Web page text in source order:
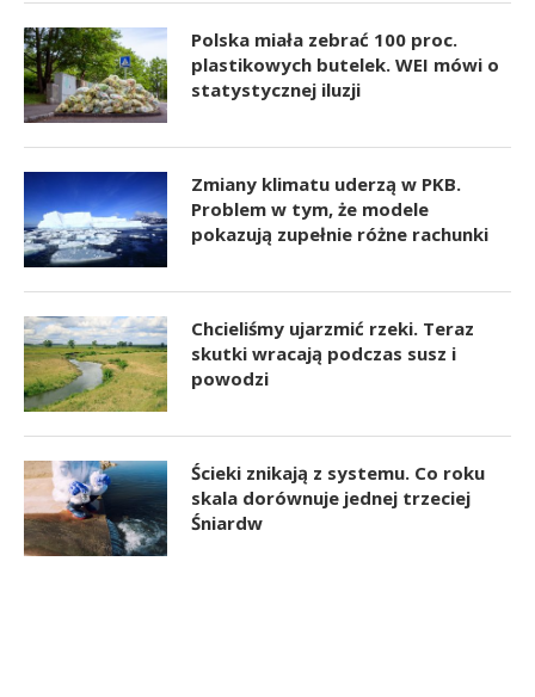
Polska miała zebrać 100 proc.
plastikowych butelek. WEI mówi o
statystycznej iluzji
Zmiany klimatu uderzą w PKB.
Problem w tym, że modele
pokazują zupełnie różne rachunki
Chcieliśmy ujarzmić rzeki. Teraz
skutki wracają podczas susz i
powodzi
Ścieki znikają z systemu. Co roku
skala dorównuje jednej trzeciej
Śniardw